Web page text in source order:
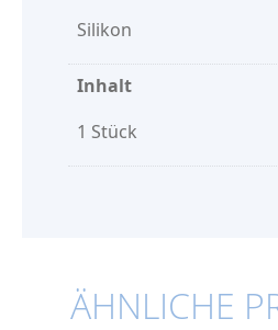
Silikon
Inhalt
1 Stück
ÄHNLICHE